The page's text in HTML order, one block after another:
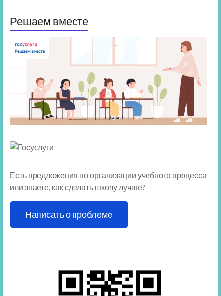
Решаем вместе
Есть предложения по организации учебного процесса
или знаете, как сделать школу лучше?
Написать о проблеме